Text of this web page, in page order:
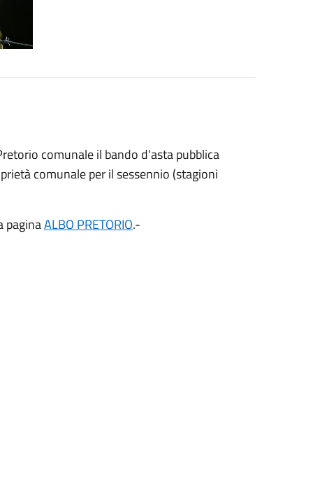
comunale il bando d'asta pubblica
comunale per il sessennio (stagioni
paginaALBO PRETORIO.-